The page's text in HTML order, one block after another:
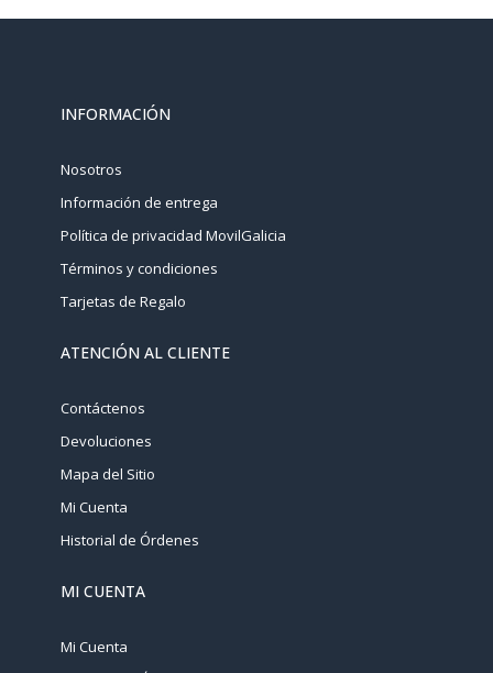
INFORMACIÓN
Nosotros
Información de entrega
Política de privacidad MovilGalicia
Términos y condiciones
Tarjetas de Regalo
ATENCIÓN AL CLIENTE
Contáctenos
Devoluciones
Mapa del Sitio
Mi Cuenta
Historial de Órdenes
MI CUENTA
Mi Cuenta